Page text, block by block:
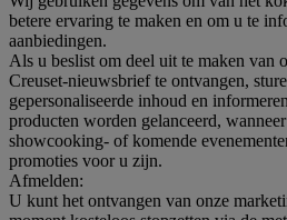
betere ervaring te maken en om u te
aanbiedingen.
Als u beslist om deel uit te maken van
Creuset-nieuwsbrief te ontvangen,
gepersonaliseerde inhoud en
producten worden gelanceerd,
showcooking- of komende
promoties voor u zijn.
Afmelden:
U kunt het ontvangen van onze